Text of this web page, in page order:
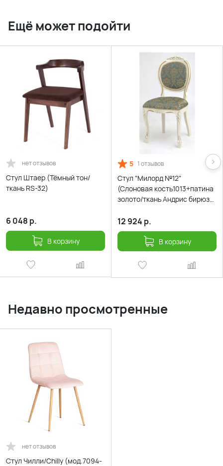
Ещё может подойти
нет отзывов
Стул Штаер (Тёмный тон/
ткань RS-32)
6 048 р.
В корзину
5 1 отзывов
Стул "Милорд №12"
(Слоновая кость1013+патина
золото/ткань Андрис бирюза
12 924 р.
В корзину
Недавно просмотренные
нет отзывов
Стул Чилли/Chilly (мод.7094-